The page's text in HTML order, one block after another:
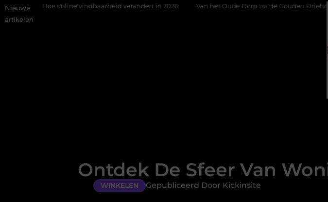
Nieuwe
artikelen
online vindbaarheid verandert in 2026 Van het Oude Dorp tot de Gouden Driehoek: welke
Ontdek De Sfeer Van
WINKELEN Gepubliceerd Door Kickinsite